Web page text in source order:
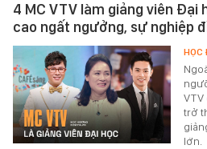
4 MC VTV làm giảng viên Đại
cao ngất ngưởng, sự nghiệp
trở
lớn.
HỌC